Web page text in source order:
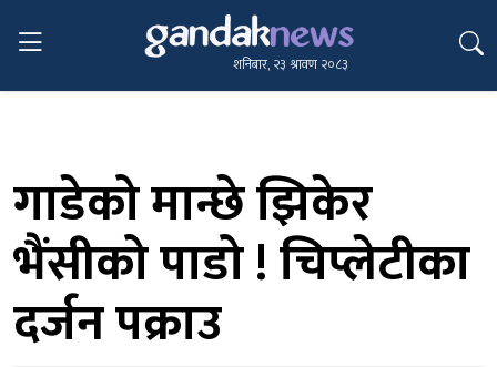
शनिबार, २३ श्रावण २०८३
गाडेको मान्छे झिकेर
भैंसीको पाडो ! चिप्लेटीका
दर्जन पक्राउ